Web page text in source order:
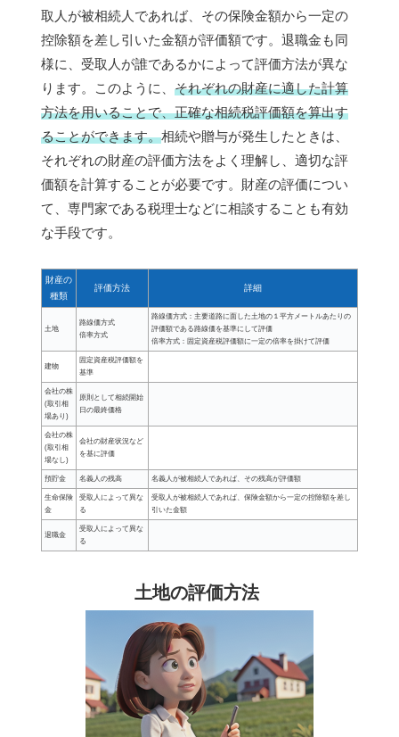
取人が被相続人であれば、その保険金額から一定の
控除額を差し引いた金額が評価額です。退職金も同
様に、受取人が誰であるかによって評価方法が異な
ります。このように、 それぞれの財産に適した計算
方法を用いることで、正確な相続税評価額を算出す
ることができます。相続や贈与が発生したときは、
それぞれの財産の評価方法をよく理解し、適切な評
価額を計算することが必要です。財産の評価につい
て、専門家である税理士などに相談することも有効
な手段です。
財産の
種類
評価方法 詳細
土地
路線価方式
倍率方式
路線価方式：主要道路に面した土地の１平方メートルあたりの
評価額である路線価を基準にして評価
倍率方式：固定資産税評価額に一定の倍率を掛けて評価
建物
固定資産税評価額を
基準
会社の株
(取引相
場あり)
原則として相続開始
日の最終価格
会社の株
(取引相
場なし)
会社の財産状況など
を基に評価
預貯金 名義人の残高 名義人が被相続人であれば、その残高が評価額
生命保険
金
受取人によって異な
る
受取人が被相続人であれば、保険金額から一定の控除額を差し
引いた金額
退職金
受取人によって異な
る
土地の評価方法